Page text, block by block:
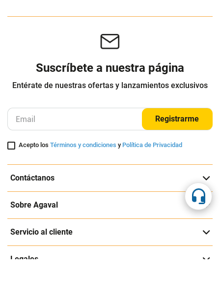
Suscríbete a nuestra página
Entérate de nuestras ofertas y lanzamientos exclusivos
Registrarme
Acepto losTérminos y condiciones y Política de Privacidad
Contáctanos
Sobre Agaval
Servicio al cliente
Legales